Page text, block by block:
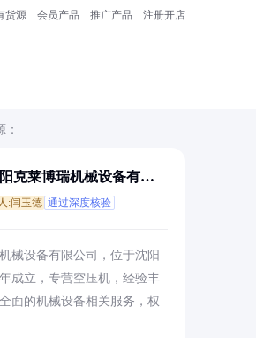
货源 会员产品 推广产品 注册开店
克莱博瑞机械设备有限
:闫玉德 通过深度核验
械设备有限公司，位于沈阳
成立，专营空压机，经验丰
面的机械设备相关服务，权